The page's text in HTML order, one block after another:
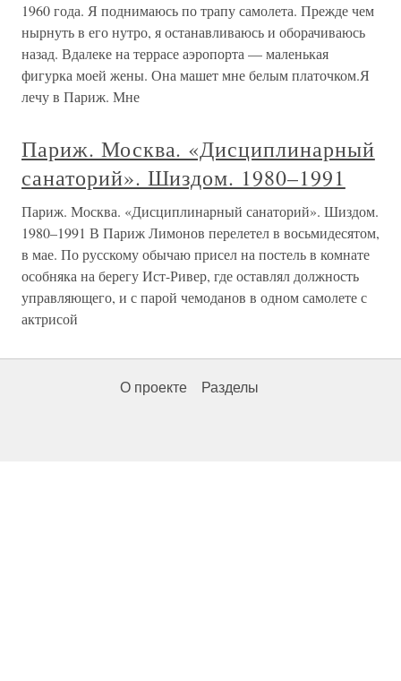
1960 года. Я поднимаюсь по трапу самолета. Прежде чем
нырнуть в его нутро, я останавливаюсь и оборачиваюсь
назад. Вдалеке на террасе аэропорта — маленькая
фигурка моей жены. Она машет мне белым платочком.Я
лечу в Париж. Мне
Париж. Москва. «Дисциплинарный
санаторий». Шиздом. 1980–1991
Париж. Москва. «Дисциплинарный санаторий». Шиздом.
1980–1991 В Париж Лимонов перелетел в восьмидесятом,
в мае. По русскому обычаю присел на постель в комнате
особняка на берегу Ист-Ривер, где оставлял должность
управляющего, и с парой чемоданов в одном самолете с
актрисой
О проекте Разделы